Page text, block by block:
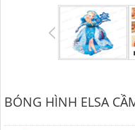
BÓNG HÌNH ELSA